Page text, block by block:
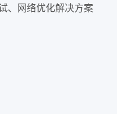
、网络优化解决方案